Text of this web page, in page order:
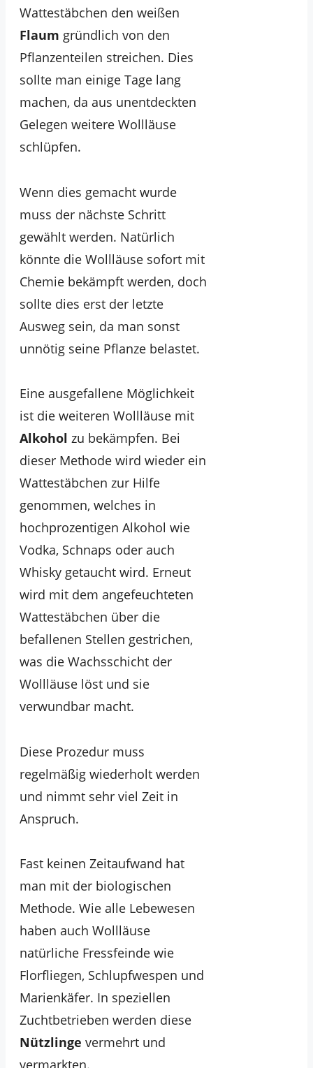
Wattestäbchen den weißen
Flaum gründlich von den
Pflanzenteilen streichen. Dies
sollte man einige Tage lang
machen, da aus unentdeckten
Gelegen weitere Wollläuse
schlüpfen.
Wenn dies gemacht wurde
muss der nächste Schritt
gewählt werden. Natürlich
könnte die Wollläuse sofort mit
Chemie bekämpft werden, doch
sollte dies erst der letzte
Ausweg sein, da man sonst
unnötig seine Pflanze belastet.
Eine ausgefallene Möglichkeit
ist die weiteren Wollläuse mit
Alkohol zu bekämpfen. Bei
dieser Methode wird wieder ein
Wattestäbchen zur Hilfe
genommen, welches in
hochprozentigen Alkohol wie
Vodka, Schnaps oder auch
Whisky getaucht wird. Erneut
wird mit dem angefeuchteten
Wattestäbchen über die
befallenen Stellen gestrichen,
was die Wachsschicht der
Wollläuse löst und sie
verwundbar macht.
Diese Prozedur muss
regelmäßig wiederholt werden
und nimmt sehr viel Zeit in
Anspruch.
Fast keinen Zeitaufwand hat
man mit der biologischen
Methode. Wie alle Lebewesen
haben auch Wollläuse
natürliche Fressfeinde wie
Florfliegen, Schlupfwespen und
Marienkäfer. In speziellen
Zuchtbetrieben werden diese
Nützlinge vermehrt und
vermarkten.